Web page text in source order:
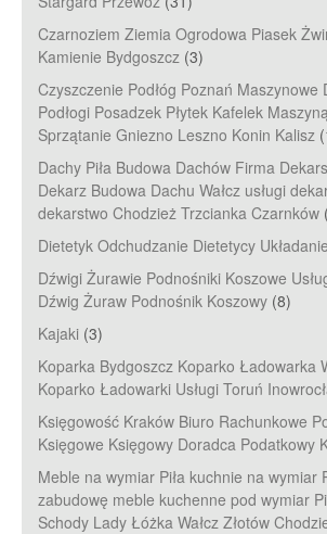
Czarnoziem Ziemia Ogrodowa Piasek
Kamienie Bydgoszcz (3)
Czyszczenie Podłóg Poznań Maszynowe
Podłogi Posadzek Płytek Kafelek
Sprzątanie Gniezno Leszno Konin Kalisz
Dachy Piła Budowa Dachów Firma
Dekarz Budowa Dachu Wałcz usługi
dekarstwo Chodzież Trzcianka Czarnków
Dietetyk Odchudzanie Dietetycy
Dźwigi Żurawie Podnośniki Koszowe
Dźwig Żuraw Podnośnik Koszowy (8)
Kajaki (3)
Koparka Bydgoszcz Koparko Ładowarka
Koparko Ładowarki Usługi Toruń
Księgowość Kraków Biuro Rachunkowe
Księgowe Księgowy Doradca Podatkowy
Meble na wymiar Piła kuchnie na wymiar
zabudowę meble kuchenne pod wymiar
Schody Lady Łóżka Wałcz Złotów